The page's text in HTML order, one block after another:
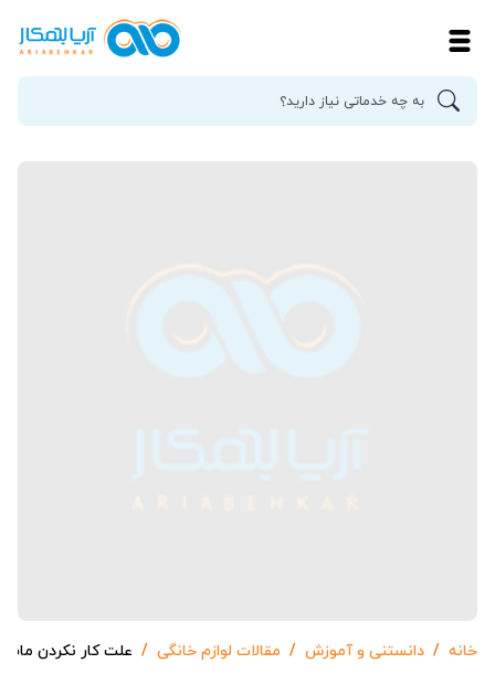
خانه دانستنی و آموزش مقالات لوازم خانگی علت کار نکردن